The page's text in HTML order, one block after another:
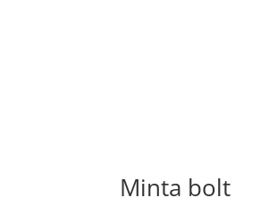
Minta bolt